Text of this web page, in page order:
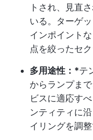
トされ、見直
いる。ターゲ
インポイント
点を絞ったセ
多用途性：*テ
からランプま
ビスに適応す
ンティティに
イリングを調